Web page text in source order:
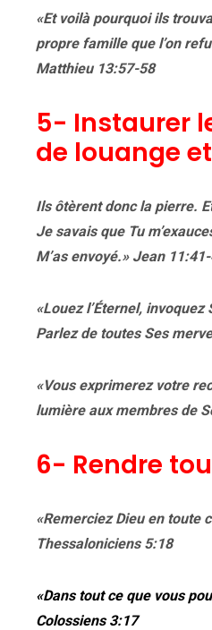
«Et voilà pourquoi ils
propre famille que l’on
Matthieu 13:57-58
5- Instaurer
de louange
Ils ôtèrent donc la pierre.
Je savais que Tu
M’as envoyé.» Jean
«Louez l’Éternel,
Parlez de toutes Ses
«Vous exprimerez votre
lumière aux membres de
6- Rendre
«Remerciez Dieu en toute
Thessaloniciens 5:18
«Dans tout ce que vous
Colossiens 3:17